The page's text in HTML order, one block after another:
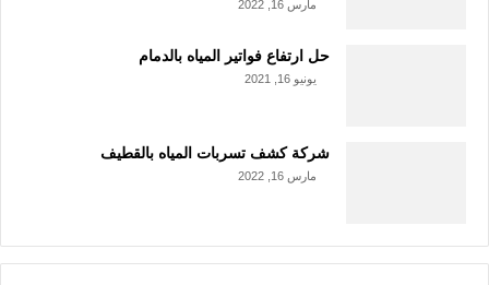
مارس 16, 2022
حل ارتفاع فواتير المياه بالدمام
يونيو 16, 2021
شركة كشف تسربات المياه بالقطيف
مارس 16, 2022